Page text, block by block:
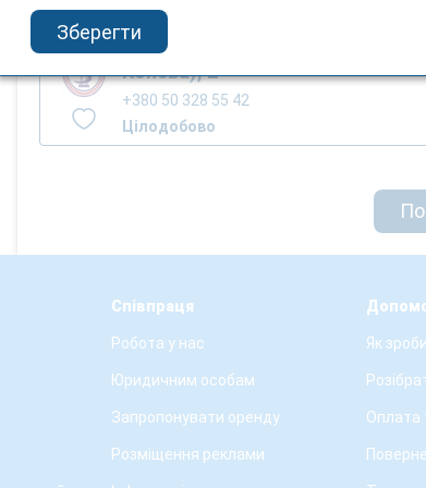
м.Тернопіль, вул. Вербицького
Конєва), 2
+380 50 328 55 42
Цілодобово
Співпраця
Робота у нас
Юридичним особам
Запропонувати оренду
Розміщення реклами
Як
Оплата
Зберегти